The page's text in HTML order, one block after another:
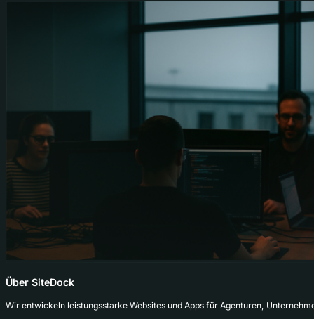
Über SiteDock
Wir entwickeln leistungsstarke Websites und Apps für Agenturen,